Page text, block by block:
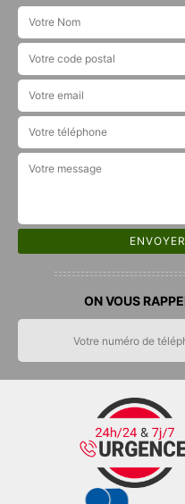
ON VOUS